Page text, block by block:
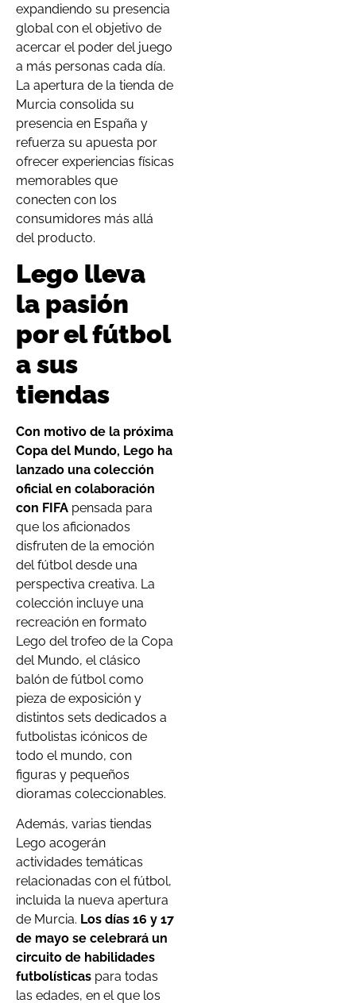
expandiendo su presencia
global con el objetivo de
acercar el poder del juego
a más personas cada día.
La apertura de la tienda de
Murcia consolida su
presencia en España y
refuerza su apuesta por
ofrecer experiencias físicas
memorables que
conecten con los
consumidores más allá
del producto.
Lego lleva
la pasión
por el fútbol
a sus
tiendas
Con motivo de la próxima
Copa del Mundo, Lego ha
lanzado una colección
oficial en colaboración
con FIFA pensada para
que los aficionados
disfruten de la emoción
del fútbol desde una
perspectiva creativa. La
colección incluye una
recreación en formato
Lego del trofeo de la Copa
del Mundo, el clásico
balón de fútbol como
pieza de exposición y
distintos sets dedicados a
futbolistas icónicos de
todo el mundo, con
figuras y pequeños
dioramas coleccionables.
Además, varias tiendas
Lego acogerán
actividades temáticas
relacionadas con el fútbol,
incluida la nueva apertura
de Murcia. Los días 16 y 17
de mayo se celebrará un
circuito de habilidades
futbolísticas para todas
las edades, en el que los